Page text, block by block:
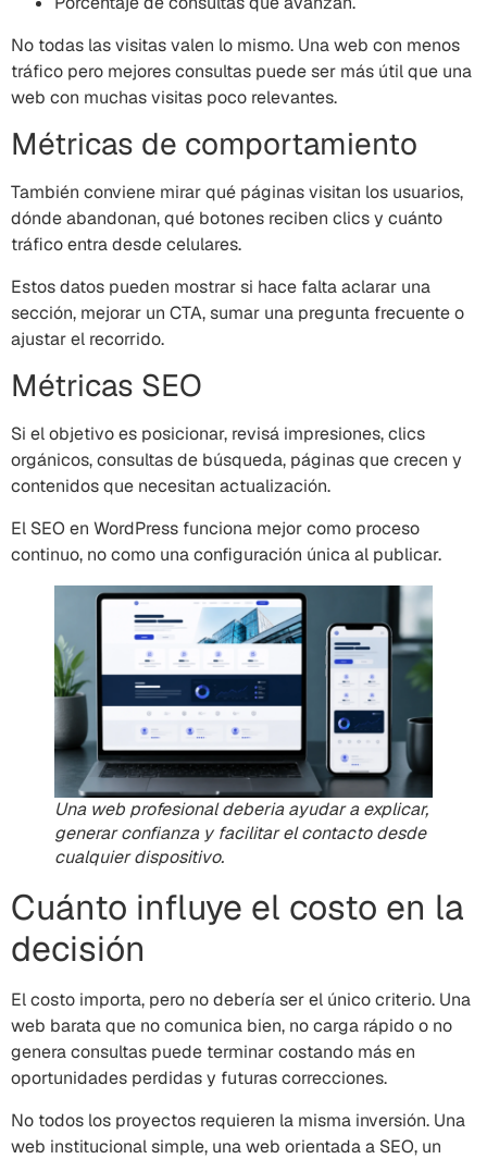
No todas las visitas valen lo mismo. Una web con menos
tráfico pero mejores consultas puede ser más útil que una
web con muchas visitas poco relevantes.
Métricas de comportamiento
También conviene mirar qué páginas visitan los usuarios,
dónde abandonan, qué botones reciben clics y cuánto
tráfico entra desde celulares.
Estos datos pueden mostrar si hace falta aclarar una
sección, mejorar un CTA, sumar una pregunta frecuente o
ajustar el recorrido.
Métricas SEO
Si el objetivo es posicionar, revisá impresiones, clics
orgánicos, consultas de búsqueda, páginas que crecen y
contenidos que necesitan actualización.
El SEO en WordPress funciona mejor como proceso
continuo, no como una configuración única al publicar.
Una web profesional deberia ayudar a explicar,
generar confianza y facilitar el contacto desde
cualquier dispositivo.
Cuánto influye el costo en la
decisión
El costo importa, pero no debería ser el único criterio. Una
web barata que no comunica bien, no carga rápido o no
genera consultas puede terminar costando más en
oportunidades perdidas y futuras correcciones.
No todos los proyectos requieren la misma inversión. Una
web institucional simple, una web orientada a SEO, un